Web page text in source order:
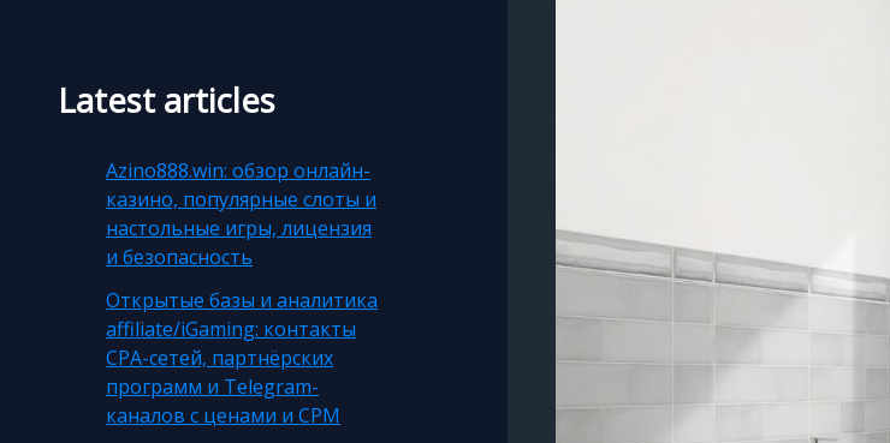
Latest articles
Azino888.win: обзор онлайн-
казино, популярные слоты и
настольные игры, лицензия
и безопасность
Открытые базы и аналитика
affiliate/iGaming: контакты
CPA-сетей, партнёрских
программ и Telegram-
каналов с ценами и CPM